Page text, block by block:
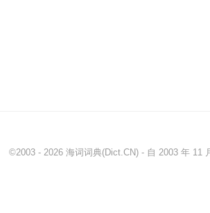
©2003 - 2026 海词词典(Dict.CN) - 自 2003 年 11